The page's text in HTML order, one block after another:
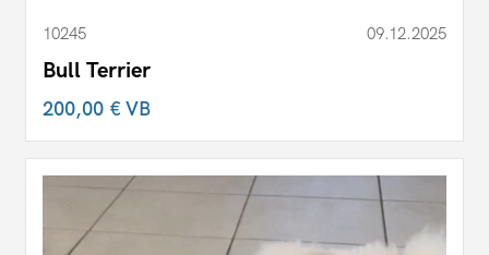
10245 09.12.2025
Bull Terrier
200,00 €VB